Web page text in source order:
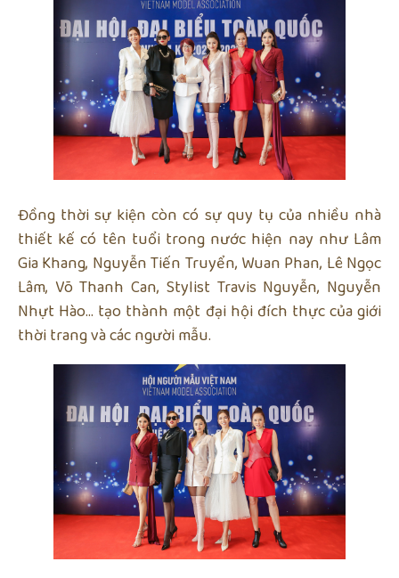
Đồng thời sự kiện còn có sự quy tụ của nhiều nhà
thiết kế có tên tuổi trong nước hiện nay như Lâm
Gia Khang, Nguyễn Tiến Truyển, Wuan Phan, Lê Ngọc
Lâm, Võ Thanh Can, Stylist Travis Nguyễn, Nguyễn
Nhựt Hào… tạo thành một đại hội đích thực của giới
thời trang và các người mẫu.